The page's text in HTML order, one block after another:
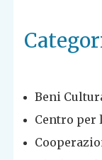
Beni
Centro per